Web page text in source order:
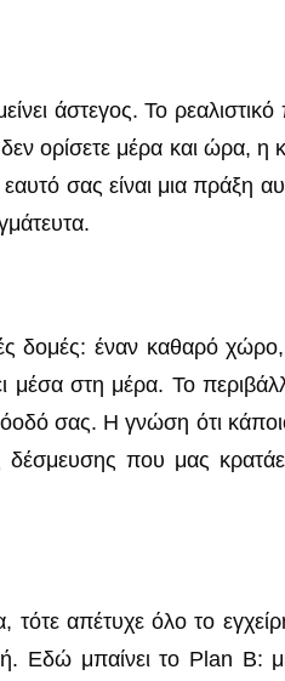
άστεγος. Το ρεαλιστικό
ορίσετε μέρα και ώρα, η
σας είναι μια πράξη
δομές: έναν καθαρό
στη μέρα. Το
σας. Η γνώση ότι
δέσμευσης που μας
απέτυχε όλο το
Εδώ μπαίνει το Plan B: